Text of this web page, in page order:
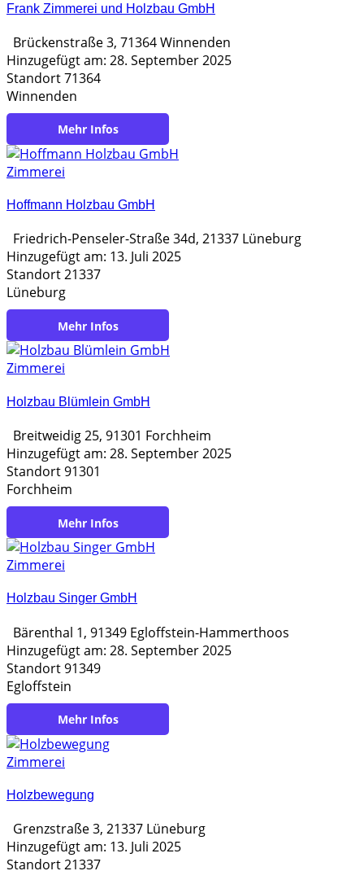
Frank Zimmerei und Holzbau GmbH
Brückenstraße 3, 71364 Winnenden
Hinzugefügt am: 28. September 2025
Standort 71364
Winnenden
https://www.frank-holzbau.de
Zimmerei
Hoffmann Holzbau GmbH
Friedrich-Penseler-Straße 34d, 21337 Lüneburg
Hinzugefügt am: 13. Juli 2025
Standort 21337
Lüneburg
https://www.hoffmann-holzbau.de/
Zimmerei
Holzbau Blümlein GmbH
Breitweidig 25, 91301 Forchheim
Hinzugefügt am: 28. September 2025
Standort 91301
Forchheim
https://holzbau-bluemlein.de/
Zimmerei
Holzbau Singer GmbH
Bärenthal 1, 91349 Egloffstein-Hammerthoos
Hinzugefügt am: 28. September 2025
Standort 91349
Egloffstein
https://www.singerholzbau.de/
Zimmerei
Holzbewegung
Grenzstraße 3, 21337 Lüneburg
Hinzugefügt am: 13. Juli 2025
Standort 21337